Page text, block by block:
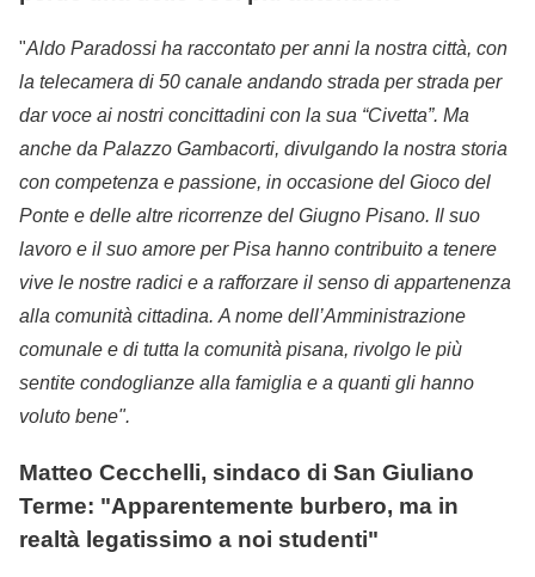
"Aldo Paradossi ha raccontato per anni la nostra città, con
la telecamera di 50 canale andando strada per strada per
dar voce ai nostri concittadini con la sua “Civetta”. Ma
anche da Palazzo Gambacorti, divulgando la nostra storia
con competenza e passione, in occasione del Gioco del
Ponte e delle altre ricorrenze del Giugno Pisano. Il suo
lavoro e il suo amore per Pisa hanno contribuito a tenere
vive le nostre radici e a rafforzare il senso di appartenenza
alla comunità cittadina. A nome dell’Amministrazione
comunale e di tutta la comunità pisana, rivolgo le più
sentite condoglianze alla famiglia e a quanti gli hanno
voluto bene".
Matteo Cecchelli, sindaco di San Giuliano
Terme: "Apparentemente burbero, ma in
realtà legatissimo a noi studenti"